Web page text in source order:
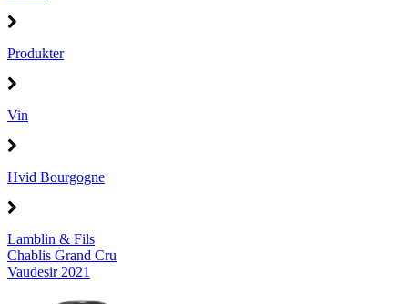
Produkter
Vin
Hvid Bourgogne
Lamblin & Fils
Chablis Grand Cru
Vaudesir 2021